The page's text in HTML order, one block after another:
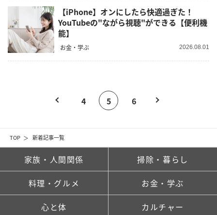
TOP 新着記事一覧
【iPhone】オンにしたら快適過ぎた！
YouTubeの"ながら視聴"ができる【便利機
能】
お金・学ぶ 2026.08.01
4 5 6
家族・人間関係 掃除・暮らし
料理・グルメ お金・学ぶ
心と体 カルチャー